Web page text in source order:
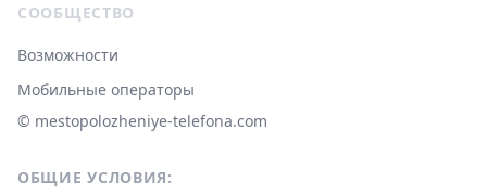
СООБЩЕСТВО
Возможности
Мобильные операторы
© ‌mestopolozheniye-telefona.com
ОБЩИЕ УСЛОВИЯ: